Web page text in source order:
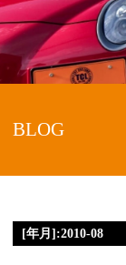
BLOG
[年月]:2010-08